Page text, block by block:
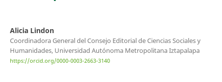
Alicia Lindon
Coordinadora General del Consejo Editorial de Ciencias Sociales y
Humanidades, Universidad Autónoma Metropolitana Iztapalapa
https://orcid.org/0000-0003-2663-3140